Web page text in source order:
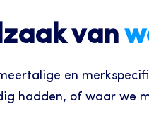
van
en
hadden, of waar we